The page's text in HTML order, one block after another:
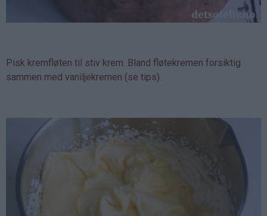
Pisk kremfløten til stiv krem. Bland fløtekremen forsiktig
sammen med vaniljekremen (se tips).